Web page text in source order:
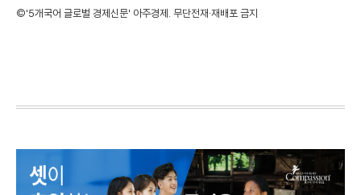
©'5개국어 글로벌 경제신문' 아주경제. 무단전재·재배포 금지